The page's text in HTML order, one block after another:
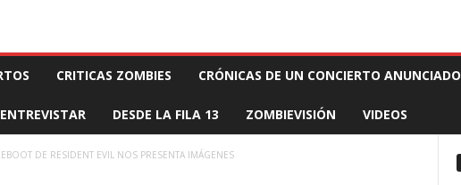
CRITICAS ZOMBIES CRÓNICAS DE UN CONCIERTO ANUNCIADO
DESDE LA FILA 13 ZOMBIEVISIÓN VIDEOS
DE RESIDENT EVIL NOS PRESENTA IMÁGENES